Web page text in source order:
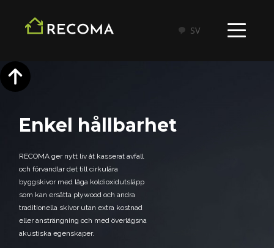
SV
Enkel hållbarhet
RECOMA ger nytt liv åt kasserat avfall
och förvandlar det till cirkulära
byggskivor med låga koldioxidutsläpp
som kan ersätta plywood och andra
traditionella skivor utan extra kostnad
eller ansträngning och med överlägsna
akustiska egenskaper.